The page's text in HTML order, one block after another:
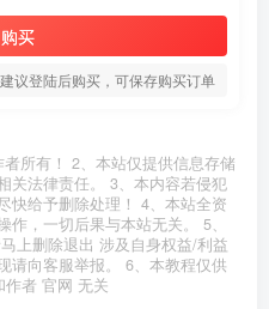
买
议登陆后购买，可保存购买订单
所有！ 2、本站仅提供信息存储
关法律责任。 3、本内容若侵犯
快给予删除处理！ 4、本站全资
，一切后果与本站无关。 5、
上删除退出 涉及自身权益/利益
请向客服举报。 6、本教程仅供
者 官网 无关